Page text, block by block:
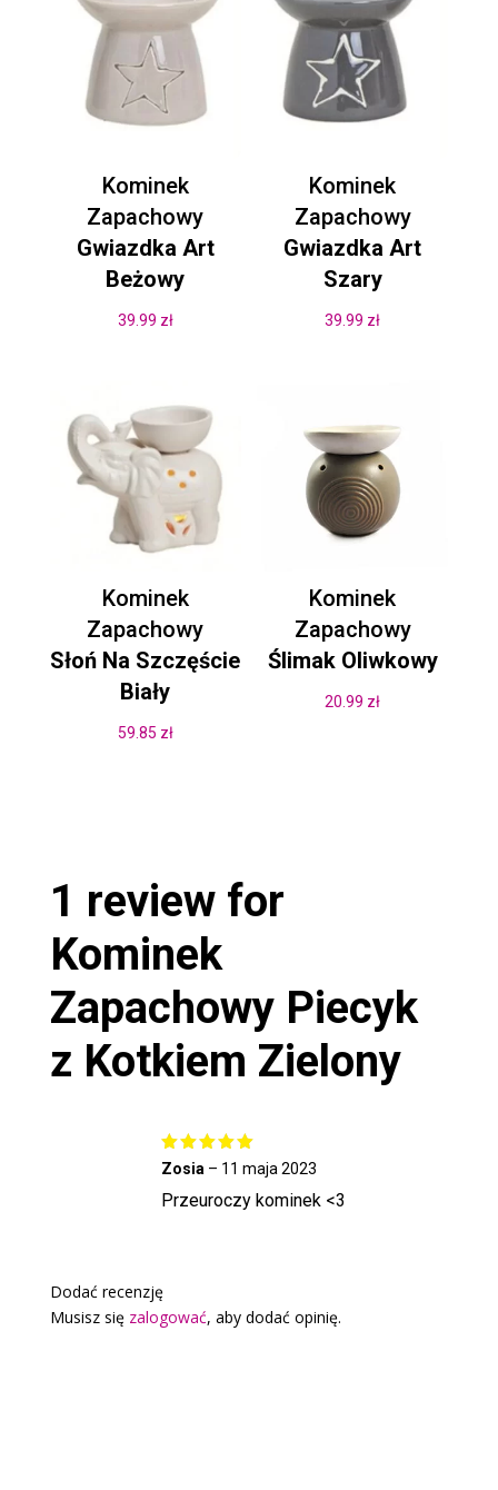
Kominek
Zapachowy
Gwiazdka Art
Beżowy
39.99 zł
Kominek
Zapachowy
Gwiazdka Art
Szary
39.99 zł
Kominek
Zapachowy
Słoń Na Szczęście
Biały
59.85 zł
Kominek
Zapachowy
Ślimak Oliwkowy
20.99 zł
1 review for
Kominek
Zapachowy Piecyk
z Kotkiem Zielony
Oceniono
Zosia – 11 maja 2023
Przeuroczy kominek <3
Dodać recenzję
Musisz się zalogować, aby dodać opinię.